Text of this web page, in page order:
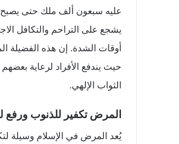
عليه سبعون ألف ملك حتى يصبح،
يشجع على التراحم والتكافل
أوقات الشدة. إن هذه الفضيلة
حيث يندفع الأفراد لرعاية
الثواب الإلهي.
المرض تكفير للذنوب ورفع
يُعد المرض في الإسلام وسيلة